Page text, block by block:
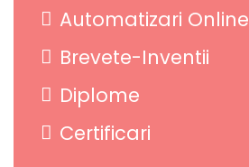
Automatizari Online
Brevete-Inventii
Diplome
Certificari